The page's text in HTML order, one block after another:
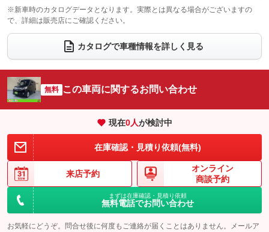
電動格納サードシート
：装備なし シートヒーター
：装備あり
ウォークスルー
電動リアゲート フロントカメラ
：装備なし
シートエアコン
：装備なし 全周囲カメラ
：装備なし
サイドカメラ
：装備なし ルーフレール
：装備なし
エアサスペンション ヘッドライトウォッシャー
※新車時のカタログデータとなります。実際とは異なる場合がございますの
で、詳細は販売店にご確認ください。
カタログで車種情報を詳しく見る
無料 この車両に関するお問い合わせ
現在0人が検討中
在庫確認・見積り依頼(無料)
来店予約
オンライン
商談予約
まずは在庫確認・見積り依頼
無料電話でお問い合わせ
お気軽にどうぞ。問合せ後に何度もご連絡が届くことはありません。メールア